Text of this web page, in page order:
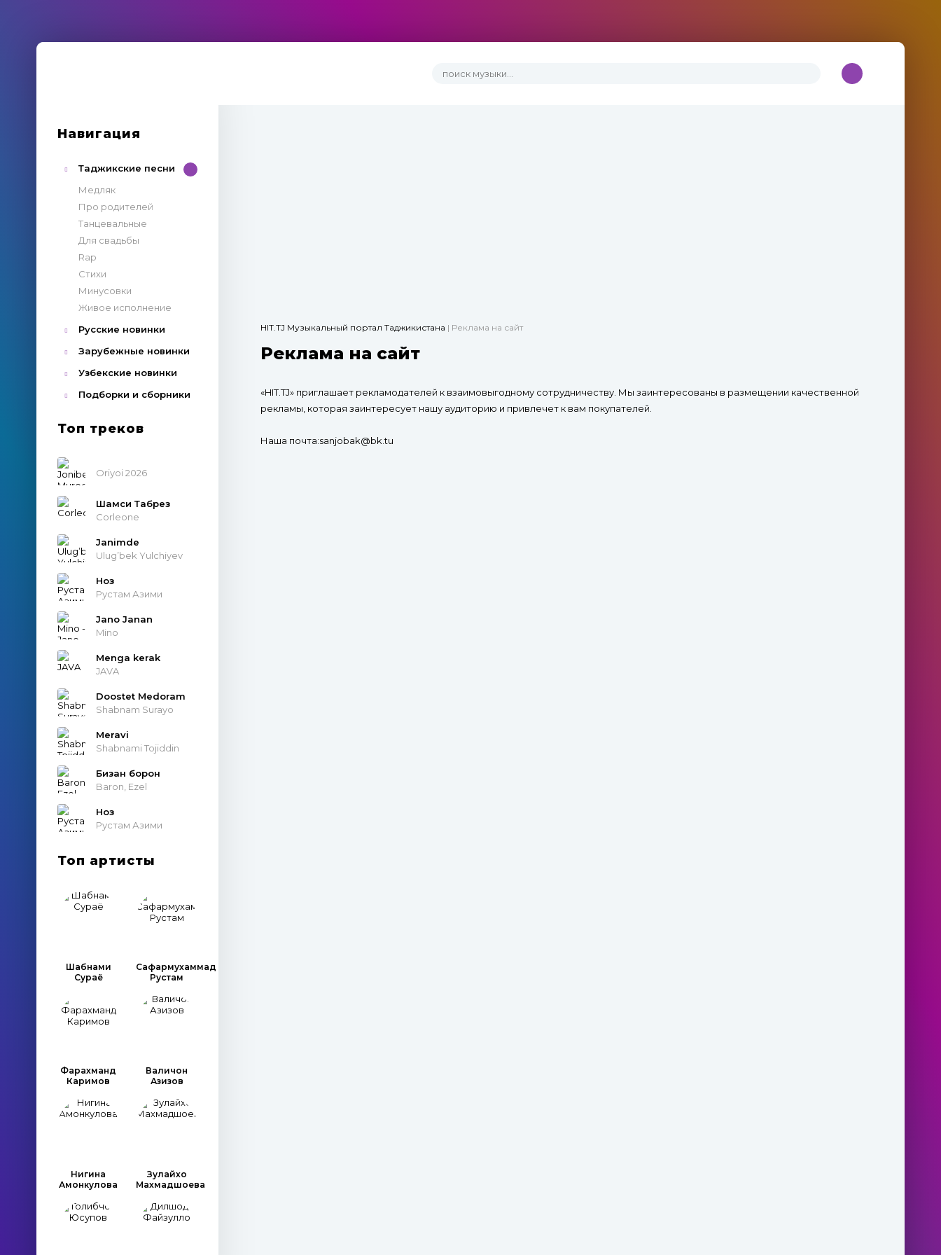
Навигация
Таджикские песни
Медляк
Про родителей
Танцевальные
Для свадьбы
Rap
Стихи
Минусовки
Живое исполнение
Русские новинки
Зарубежные новинки
Узбекские новинки
Подборки и сборники
Топ треков
Oriyoi 2026
Шамси Табрез
Corleone
Janimde
Ulug’bek Yulchiyev
Ноз
Рустам Азими
Jano Janan
Mino
Menga kerak
JAVA
Doostet Medoram
Shabnam Surayo
Meravi
Shabnami Tojiddin
Бизан борон
Baron, Ezel
Ноз
Рустам Азими
Топ артисты
Шабнами
Сураё
Сафармухаммад
Рустам
Фарахманд
Каримов
Валичон
Азизов
Нигина
Амонкулова
Зулайхо
Махмадшоева
HIT.TJ Музыкальный портал Таджикистана | Реклама на сайт
Реклама на сайт
«HIT.TJ» приглашает рекламодателей к взаимовыгодному сотрудничеству. Мы заинтересованы в размещении качественной
рекламы, которая заинтересует нашу аудиторию и привлечет к вам покупателей.
Наша почта:sanjobak@bk.tu